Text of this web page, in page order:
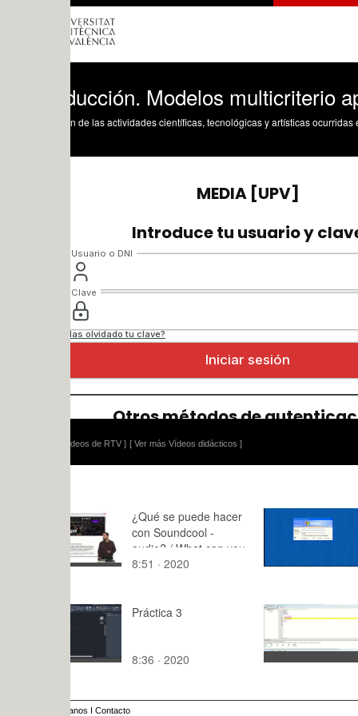
Modelos multicriterio
de las actividades científicas, tecnológicas y artísticas ocurridas en los tres
[ Ver más Vídeos didácticos ]
¿Qué se puede hacer
con Soundcool -
audio? / What can you
do with Soundcool -
8:51 · 2020
Clase del
125:54 ·
Práctica 3
8:36 · 2020
PL8
G222
Digital
5:16 · 2021